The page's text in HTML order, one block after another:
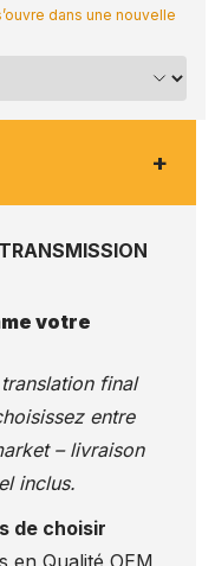
dans une nouvelle
+
votre
final
entre
– livraison
inclus.
de choisir